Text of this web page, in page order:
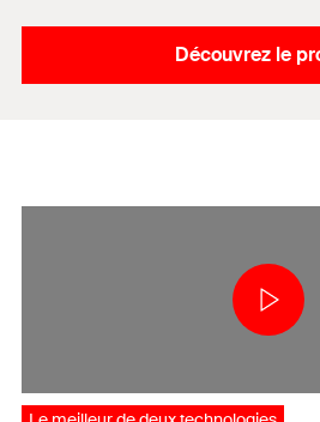
Découvrez le